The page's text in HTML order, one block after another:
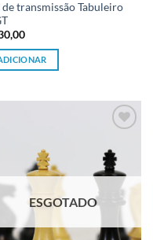
transmissão Tabuleiro
à lista de
desejos
ESGOTADO